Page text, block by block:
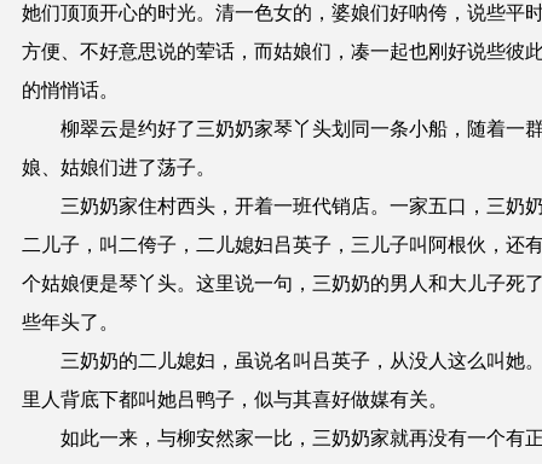
她们顶顶开心的时光。清一色女的，婆娘们好呐侉，说些平
方便、不好意思说的荤话，而姑娘们，凑一起也刚好说些彼
的悄悄话。
柳翠云是约好了三奶奶家琴丫头划同一条小船，随着一
娘、姑娘们进了荡子。
三奶奶家住村西头，开着一班代销店。一家五口，三奶
二儿子，叫二侉子，二儿媳妇吕英子，三儿子叫阿根伙，还
个姑娘便是琴丫头。这里说一句，三奶奶的男人和大儿子死
些年头了。
三奶奶的二儿媳妇，虽说名叫吕英子，从没人这么叫她
里人背底下都叫她吕鸭子，似与其喜好做媒有关。
如此一来，与柳安然家一比，三奶奶家就再没有一个有